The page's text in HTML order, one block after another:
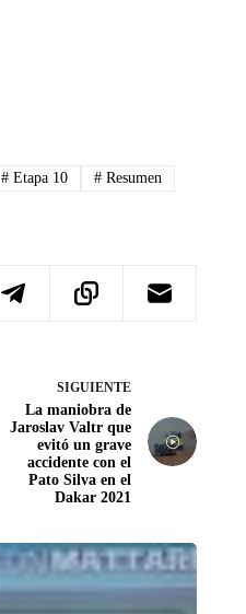
# Etapa 10 # Resumen
SIGUIENTE
La maniobra de
Jaroslav Valtr que
evitó un grave
accidente con el
Pato Silva en el
Dakar 2021